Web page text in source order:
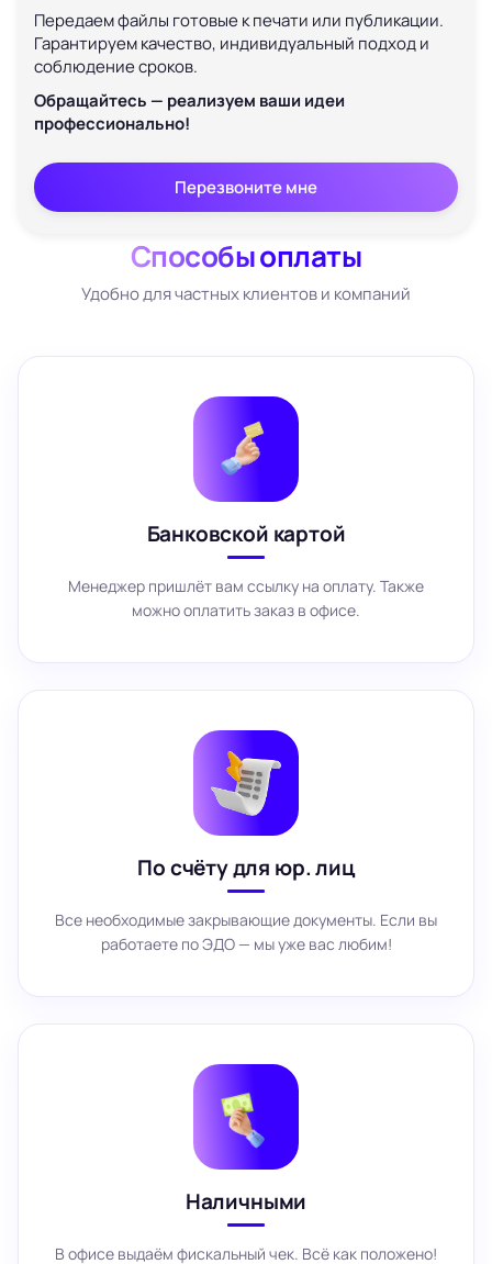
Передаем файлы готовые к печати или публикации.
Гарантируем качество, индивидуальный подход и
соблюдение сроков.
Обращайтесь — реализуем ваши идеи
профессионально!
Перезвоните мне
Способы оплаты
Удобно для частных клиентов и компаний
Банковской картой
Менеджер пришлёт вам ссылку на оплату. Также
можно оплатить заказ в офисе.
По счёту для юр. лиц
Все необходимые закрывающие документы. Если вы
работаете по ЭДО — мы уже вас любим!
Наличными
В офисе выдаём фискальный чек. Всё как положено!